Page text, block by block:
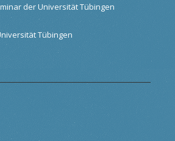
der Universität Tübingen
Tübingen